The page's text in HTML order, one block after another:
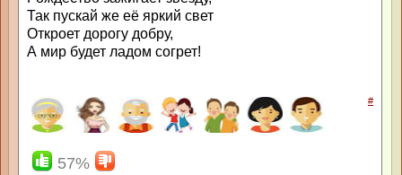
Так пускай же её яркий свет
Откроет дорогу добру,
А мир будет ладом согрет!
#
57%